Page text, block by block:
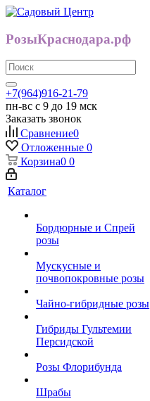
РозыКраснодара.рф
+7(964)916-21-79
пн-вс с 9 до 19 мск
Заказать звонок
Сравнение0
Отложенные 0
Корзина0 0
Каталог
Бордюрные и Спрей
розы
Мускусные и
почвопокровные розы
Чайно-гибридные розы
Гибриды Гультемии
Персидской
Розы Флорибунда
Шрабы